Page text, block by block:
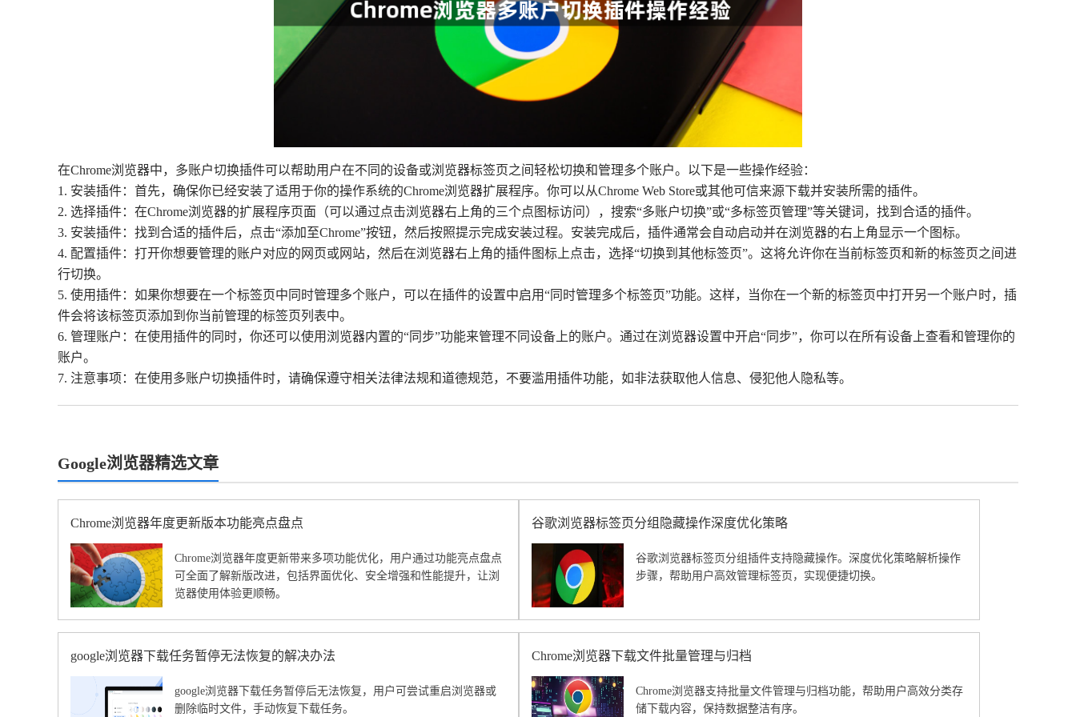
在Chrome浏览器中，多账户切换插件可以帮助用户在不同的设备或浏览器标签页之间轻松切换和管理多个账户。以下是一些操作经验：
1. 安装插件：首先，确保你已经安装了适用于你的操作系统的Chrome浏览器扩展程序。你可以从Chrome Web Store或其他可信来源下载并安装所需的插件。
2. 选择插件：在Chrome浏览器的扩展程序页面（可以通过点击浏览器右上角的三个点图标访问），搜索“多账户切换”或“多标签页管理”等关键词，找到合适的插件。
3. 安装插件：找到合适的插件后，点击“添加至Chrome”按钮，然后按照提示完成安装过程。安装完成后，插件通常会自动启动并在浏览器的右上角显示一个图标。
4. 配置插件：打开你想要管理的账户对应的网页或网站，然后在浏览器右上角的插件图标上点击，选择“切换到其他标签页”。这将允许你在当前标签页和新的标签页之间进
行切换。
5. 使用插件：如果你想要在一个标签页中同时管理多个账户，可以在插件的设置中启用“同时管理多个标签页”功能。这样，当你在一个新的标签页中打开另一个账户时，插
件会将该标签页添加到你当前管理的标签页列表中。
6. 管理账户：在使用插件的同时，你还可以使用浏览器内置的“同步”功能来管理不同设备上的账户。通过在浏览器设置中开启“同步”，你可以在所有设备上查看和管理你的
账户。
7. 注意事项：在使用多账户切换插件时，请确保遵守相关法律法规和道德规范，不要滥用插件功能，如非法获取他人信息、侵犯他人隐私等。
Google浏览器精选文章
Chrome浏览器年度更新版本功能亮点盘点
Chrome浏览器年度更新带来多项功能优化，用户通过功能亮点盘点
可全面了解新版改进，包括界面优化、安全增强和性能提升，让浏
览器使用体验更顺畅。
谷歌浏览器标签页分组隐藏操作深度优化策略
谷歌浏览器标签页分组插件支持隐藏操作。深度优化策略解析操作
步骤，帮助用户高效管理标签页，实现便捷切换。
google浏览器下载任务暂停无法恢复的解决办法
google浏览器下载任务暂停后无法恢复，用户可尝试重启浏览器或
删除临时文件，手动恢复下载任务。
Chrome浏览器下载文件批量管理与归档
Chrome浏览器支持批量文件管理与归档功能，帮助用户高效分类存
储下载内容，保持数据整洁有序。